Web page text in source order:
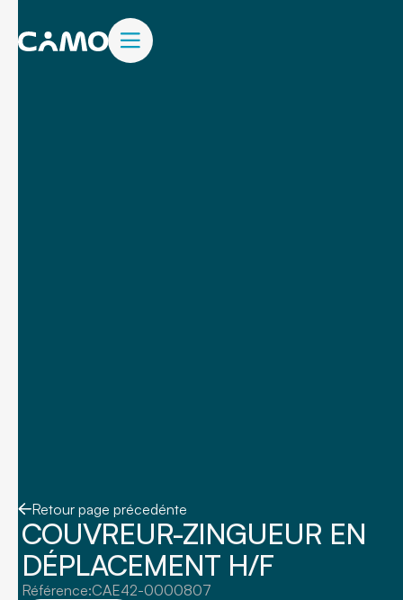
Retour page précedénte
COUVREUR-ZINGUEUR EN
DÉPLACEMENT H/F
Référence:CAE42-0000807